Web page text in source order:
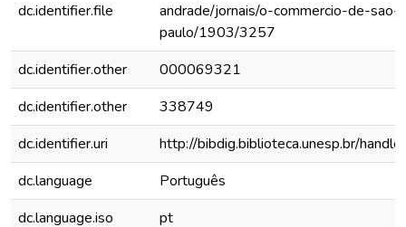
dc.identifier.file
andrade/jornais/o-commercio-de-sao-
paulo/1903/3257
dc.identifier.other
000069321
dc.identifier.other
338749
dc.identifier.uri
http://bibdig.biblioteca.unesp.br/
dc.language
Português
dc.language.iso
pt